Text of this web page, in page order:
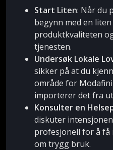
Start Liten: Når du
begynn med en
produktkvaliteten
tjenesten.
Undersøk Lokale
sikker på at du
område for
importerer det fra
Konsulter en
diskuter
profesjonell for å få
om trygg bruk.